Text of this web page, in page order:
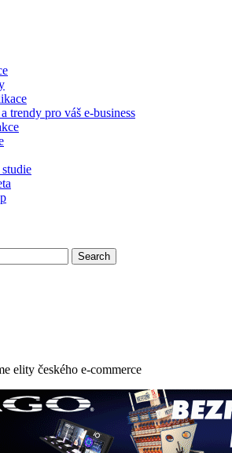
trendy pro váš e-business
elity českého e-commerce